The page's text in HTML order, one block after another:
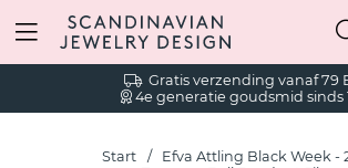
Gratis verzending vanaf 79
4e generatie goudsmid sinds
Start
Efva Attling Black Week -